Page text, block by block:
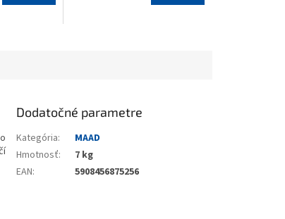
Dodatočné parametre
Kategória:
MAAD
Hmotnosť:
7 kg
EAN: 5908456875256